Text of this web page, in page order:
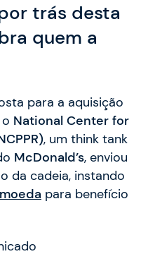
trás desta
quem a
para a aquisição
National Center for
, um think tank
McDonald’s, enviou
da cadeia, instando
para benefício